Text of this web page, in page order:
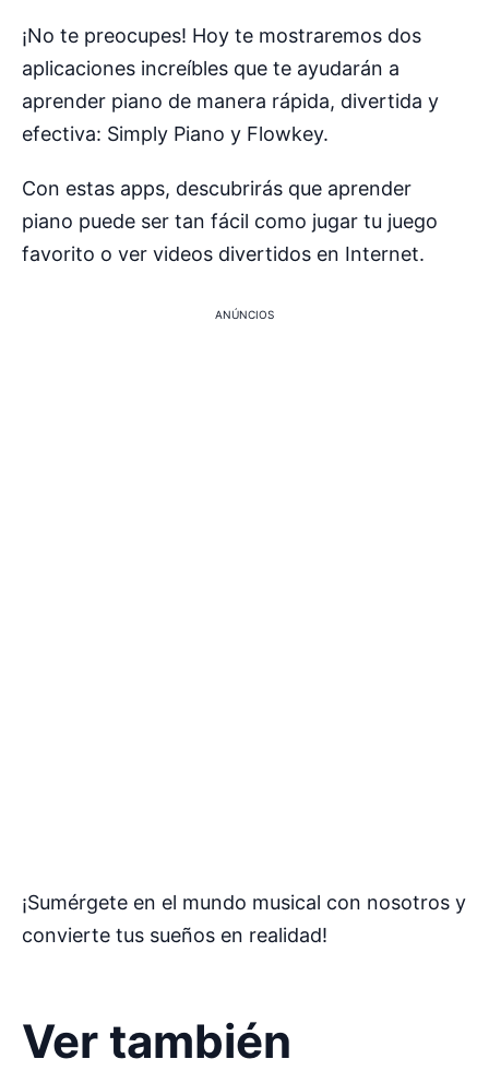
¡No te preocupes! Hoy te mostraremos dos
aplicaciones increíbles que te ayudarán a
aprender piano de manera rápida, divertida y
efectiva: Simply Piano y Flowkey.
Con estas apps, descubrirás que aprender
piano puede ser tan fácil como jugar tu juego
favorito o ver videos divertidos en Internet.
ANÚNCIOS
¡Sumérgete en el mundo musical con nosotros y
convierte tus sueños en realidad!
Ver también